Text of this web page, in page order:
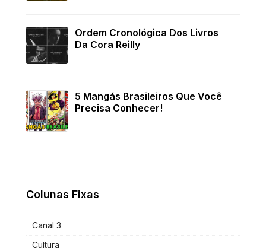
Ordem Cronológica Dos Livros
Da Cora Reilly
5 Mangás Brasileiros Que Você
Precisa Conhecer!
Colunas Fixas
Canal 3
Cultura